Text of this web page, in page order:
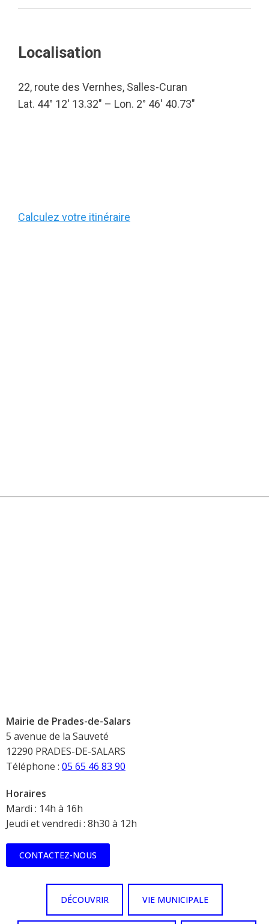
Localisation
22, route des Vernhes, Salles-Curan
Lat. 44° 12′ 13.32″ – Lon. 2° 46′ 40.73″
Calculez votre itinéraire
Mairie de Prades-de-Salars
5 avenue de la Sauveté
12290 PRADES-DE-SALARS
Téléphone : 05 65 46 83 90
Horaires
Mardi : 14h à 16h
Jeudi et vendredi : 8h30 à 12h
CONTACTEZ-NOUS
DÉCOUVRIR VIE MUNICIPALE